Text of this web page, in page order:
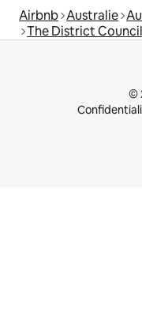
Airbnb Australie
The District
©